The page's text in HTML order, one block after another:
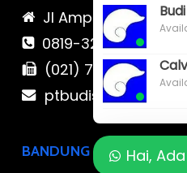
Jl Ampera Raya no
0819-323-90009 ,
(021) 780 7511
BANDUNG Hai,